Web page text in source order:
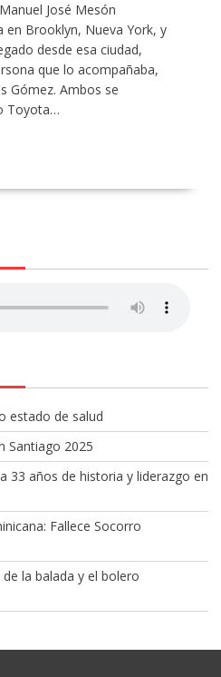
José Mesón
en Brooklyn, Nueva York, y
desde esa ciudad,
que lo acompañaba,
Gómez. Ambos se
Toyota…
estado de salud
Santiago 2025
33 años de historia y liderazgo en
Fallece Socorro
la balada y el bolero